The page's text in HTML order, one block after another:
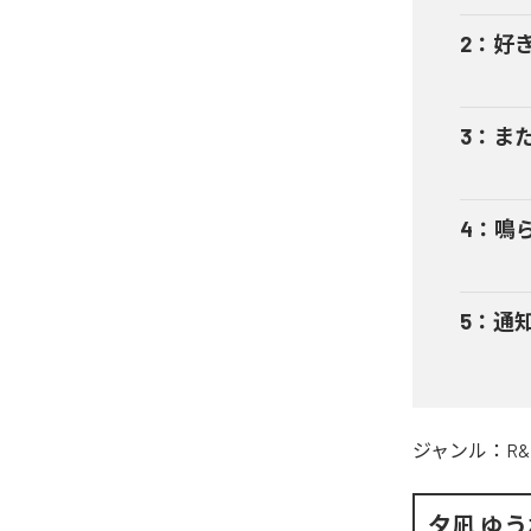
2 ： 好
3 ： ま
4 ： 鳴
5 ： 通
ジャンル：
夕凪 ゆ